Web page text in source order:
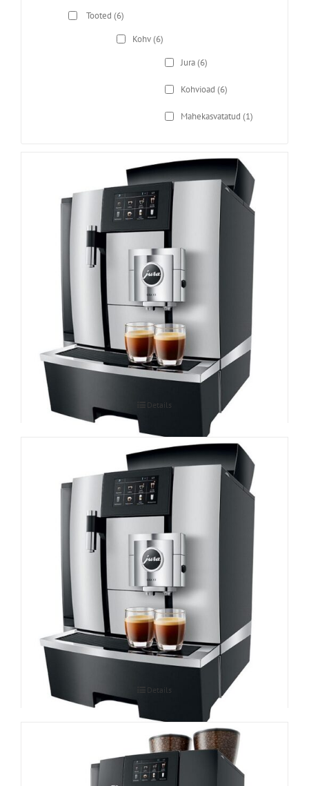
Tooted (6)
Kohv(6)
Jura(6)
Kohvioad (6)
Mahekasvatatud (1)
Espressomasin JURA GIGA X3 Professional
Details
Espressomasin JURA GIGA X3c Professional
Details